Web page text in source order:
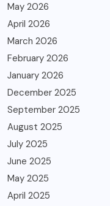
May 2026
April 2026
March 2026
February 2026
January 2026
December 2025
September 2025
August 2025
July 2025
June 2025
May 2025
April 2025